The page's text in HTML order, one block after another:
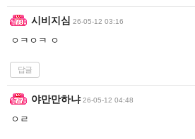
시비지심 26-05-12 03:16
ㅇㅋㅇㅋ ㅇ
답글
야만만하냐 26-05-12 04:48
ㅇㄹ